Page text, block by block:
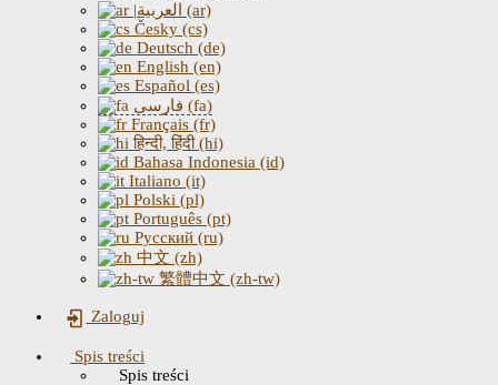
|العربية (ar)
Česky (cs)
Deutsch (de)
English (en)
Español (es)
فارسی (fa)
Français (fr)
हिन्दी, हिंदी (hi)
Bahasa Indonesia (id)
Italiano (it)
Polski (pl)
Português (pt)
Русский (ru)
中文 (zh)
繁體中文 (zh-tw)
Zaloguj
Spis treści
Spis treści